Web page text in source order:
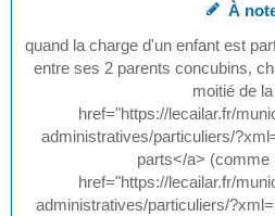
À
quand la charge d'un enfant est
entre ses 2 parents concubins,
moitié de
href="https://lecailar.fr/
administratives/particuliers/
parts</a> (comme
href="https://lecailar.fr/
administratives/particuliers/